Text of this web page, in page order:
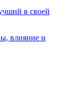
в своей
влияние и